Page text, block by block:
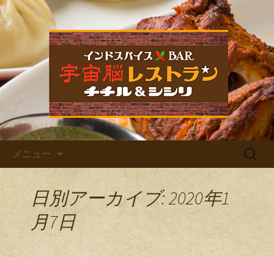
宇宙脳レストラン チチル＆
シシリからのお知らせ
福岡市中央区六本松のカレー屋・ネパ
ールバル「宇宙脳レストラン チチル
＆シシリ」。普段のお食事、家族での
ご飯、お仕事帰りの晩酌、デート、女
子会など様々なシーンでご利用くださ
い。イベントも多数開催しています。
メニュー
検
日別アーカイブ: 2020年1
月7日